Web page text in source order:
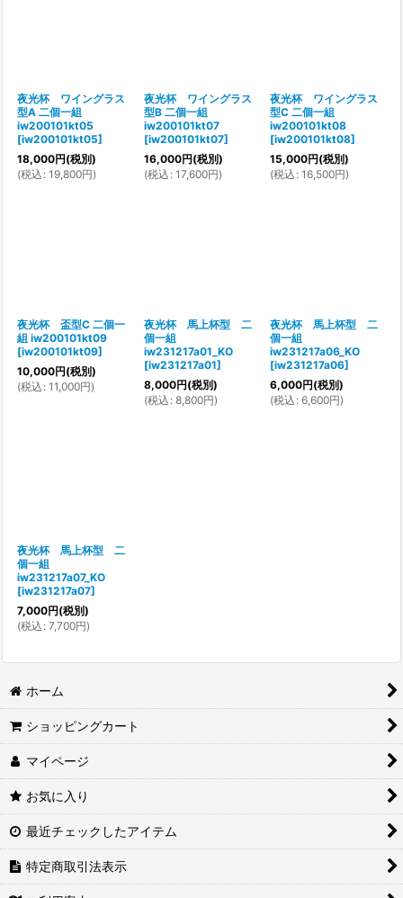
夜光杯 ワイングラス
型A 二個一組
iw200101kt05
[iw200101kt05]
18,000円(税別)
(税込 : 19,800円)
夜光杯 ワイングラス
型B 二個一組
iw200101kt07
[iw200101kt07]
16,000円(税別)
(税込 : 17,600円)
夜光杯 ワイングラス
型C 二個一組
iw200101kt08
[iw200101kt08]
15,000円(税別)
(税込 : 16,500円)
夜光杯 盃型C 二個一
組 iw200101kt09
[iw200101kt09]
10,000円(税別)
(税込 : 11,000円)
夜光杯 馬上杯型 二
個一組
iw231217a01_KO
[iw231217a01]
8,000円(税別)
(税込 : 8,800円)
夜光杯 馬上杯型 二
個一組
iw231217a06_KO
[iw231217a06]
6,000円(税別)
(税込 : 6,600円)
夜光杯 馬上杯型 二
個一組
iw231217a07_KO
[iw231217a07]
7,000円(税別)
(税込 : 7,700円)
ホーム
ショッピングカート
マイページ
お気に入り
最近チェックしたアイテム
特定商取引法表示